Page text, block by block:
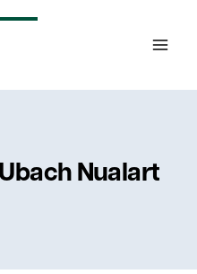
Nualart